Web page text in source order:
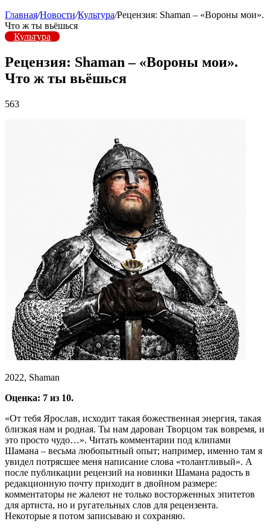
Главная/Новости/Культура/Рецензия: Shaman – «Вороны мои».
Что ж ты вьёшься
Культура
Рецензия: Shaman – «Вороны мои».
Что ж ты вьёшься
563
2022, Shaman
Оценка: 7 из 10.
«От тебя Ярослав, исходит такая божественная энергия, такая
близкая нам и родная. Ты нам дарован Творцом так вовремя, и
это просто чудо…». Читать комментарии под клипами
Шамана – весьма любопытный опыт; например, именно там я
увидел потрясшее меня написание слова «толантливый». А
после публикации рецензий на новинки Шамана радость в
редакционную почту приходит в двойном размере:
комментаторы не жалеют не только восторженных эпитетов
для артиста, но и ругательных слов для рецензента.
Некоторые я потом записываю и сохраняю.